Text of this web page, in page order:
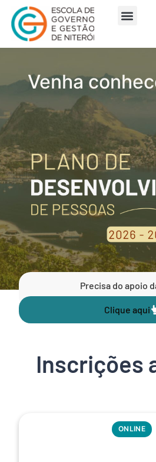
Venha
Precisa do apoio
Clique aqui
Inscrições
ONLINE